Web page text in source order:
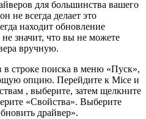
для большинства вашего
не всегда делает это
находит обновление
значит, что вы не можете
вручную.
в строке поиска в меню «Пуск»,
опцию. Перейдите к Mice и
, выберите, затем щелкните
«Свойства». Выберите
драйвер».